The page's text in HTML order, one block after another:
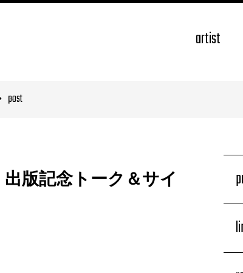
artist
post
出版記念トーク＆サイ